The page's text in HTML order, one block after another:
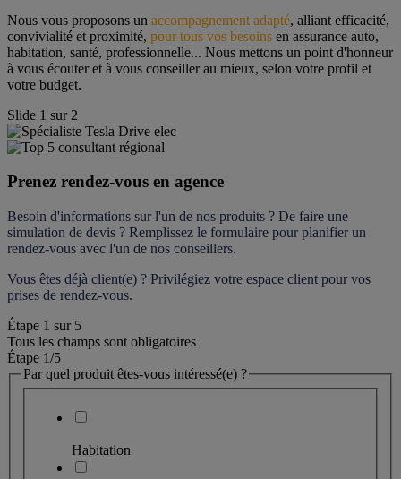
Nous vous proposons un accompagnement adapté, alliant efficacité,
convivialité et proximité, pour tous vos besoins en assurance auto,
habitation, santé, professionnelle... Nous mettons un point d'honneur
à vous écouter et à vous conseiller au mieux, selon votre profil et
votre budget.
Slide 1 sur 2
Prenez rendez-vous en agence
Besoin d'informations sur l'un de nos produits ? De faire une
simulation de devis ? Remplissez le formulaire pour planifier un
rendez-vous avec l'un de nos conseillers.
Vous êtes déjà client(e) ? Privilégiez votre espace client pour vos
prises de rendez-vous.
Étape 1 sur 5
Tous les champs sont obligatoires
Étape 1/5
Par quel produit êtes-vous intéressé(e) ?
Habitation